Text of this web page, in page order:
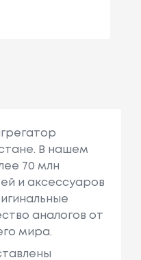
В нашем
70 млн
и аксессуаров
аналогов от
мира.